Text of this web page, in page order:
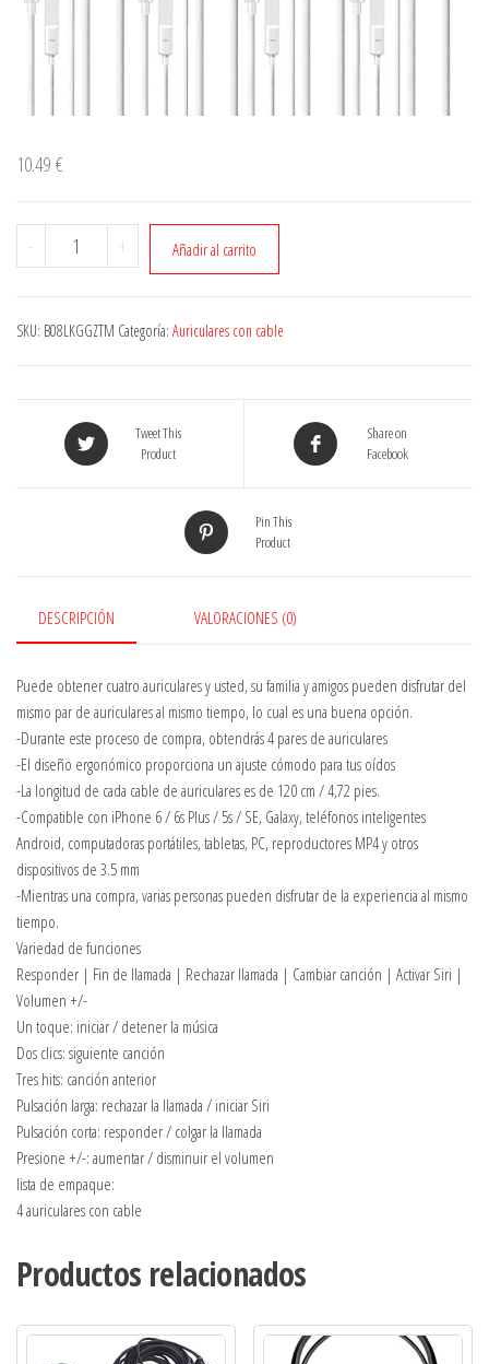
10.49 €
- Cantidad + Añadir al carrito
SKU: B08LKGGZTM Categoría: Auriculares con cable
Tweet This
Product
Share on
Facebook
Pin This
Product
DESCRIPCIÓN VALORACIONES (0)
Puede obtener cuatro auriculares y usted, su familia y amigos pueden disfrutar del
mismo par de auriculares al mismo tiempo, lo cual es una buena opción.
-Durante este proceso de compra, obtendrás 4 pares de auriculares
-El diseño ergonómico proporciona un ajuste cómodo para tus oídos
-La longitud de cada cable de auriculares es de 120 cm / 4,72 pies.
-Compatible con iPhone 6 / 6s Plus / 5s / SE, Galaxy, teléfonos inteligentes
Android, computadoras portátiles, tabletas, PC, reproductores MP4 y otros
dispositivos de 3.5 mm
-Mientras una compra, varias personas pueden disfrutar de la experiencia al mismo
tiempo.
Variedad de funciones
Responder | Fin de llamada | Rechazar llamada | Cambiar canción | Activar Siri |
Volumen +/-
Un toque: iniciar / detener la música
Dos clics: siguiente canción
Tres hits: canción anterior
Pulsación larga: rechazar la llamada / iniciar Siri
Pulsación corta: responder / colgar la llamada
Presione +/-: aumentar / disminuir el volumen
lista de empaque:
4 auriculares con cable
Productos relacionados